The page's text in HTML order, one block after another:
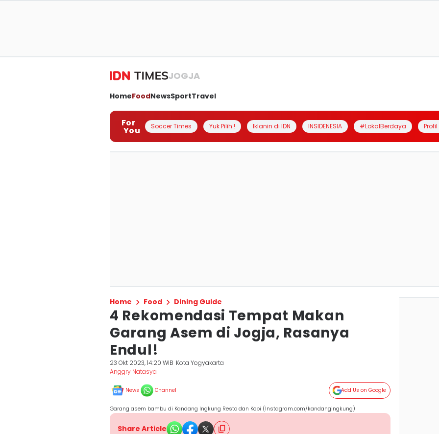
JOGJA
HomeFoodNewsSportTravel
For
You Soccer Times Yuk Pilih ! Iklanin di IDN INSIDENESIA #LokalBerdaya
Home Food Dining Guide
4 Rekomendasi Tempat Makan
Garang Asem di Jogja, Rasanya
Endul!
23 Okt 2023, 14:20 WIB Kota Yogyakarta
Anggry Natasya
News Channel Add Us on Google
Garang asem bambu di Kandang Ingkung Resto dan Kopi (Instagram.com/kandangingkung)
Share Article